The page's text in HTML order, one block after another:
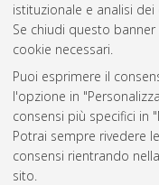
istituzionale e analisi
Se chiudi questo
cookie necessari.
Puoi esprimere il
l'opzione in
consensi più specifici in
Potrai sempre rivedere
consensi rientrando
sito.
Atom
Rss
AMS Acta
ISSN:
doi.org/
Servizio